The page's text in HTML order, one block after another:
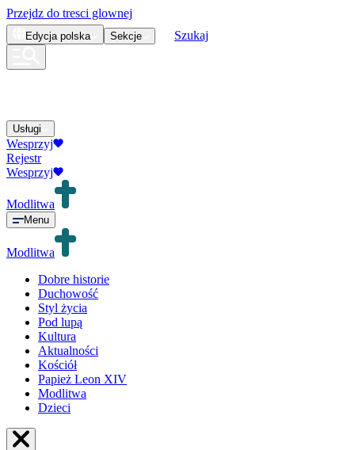
Przejdz do tresci glownej
Edycja polska Sekcje Szukaj
Usługi
Wesprzyj
Rejestr
Wesprzyj
Modlitwa
Menu
Modlitwa
Dobre historie
Duchowość
Styl życia
Pod lupą
Kultura
Aktualności
Kościół
Papież Leon XIV
Modlitwa
Dzieci